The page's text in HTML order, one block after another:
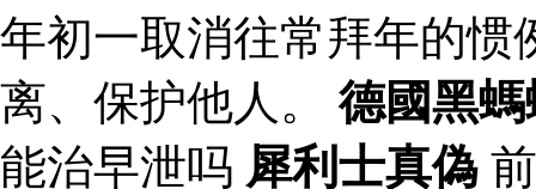
年初一取消往常拜年的惯
离、保护他人。德國黑螞
能治早泄吗 犀利士真偽